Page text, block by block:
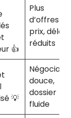
👍
Plus
d’offres au
prix, délais
réduits
💡
douce,
dossier
fluide